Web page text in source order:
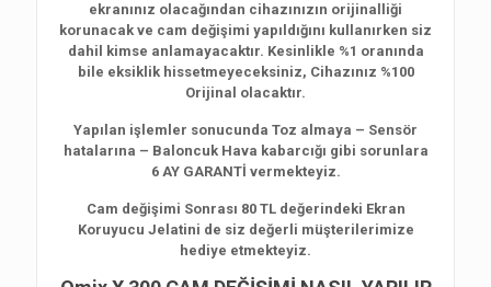
ekranınız olacağından cihazınızın orijinalliği
korunacak ve cam değişimi yapıldığını kullanırken siz
dahil kimse anlamayacaktır. Kesinlikle %1 oranında
bile eksiklik hissetmeyeceksiniz, Cihazınız %100
Orijinal olacaktır.
Yapılan işlemler sonucunda Toz almaya – Sensör
hatalarına – Baloncuk Hava kabarcığı gibi sorunlara
6 AY GARANTİ vermekteyiz.
Cam değişimi Sonrası 80 TL değerindeki Ekran
Koruyucu Jelatini de siz değerli müşterilerimize
hediye etmekteyiz.